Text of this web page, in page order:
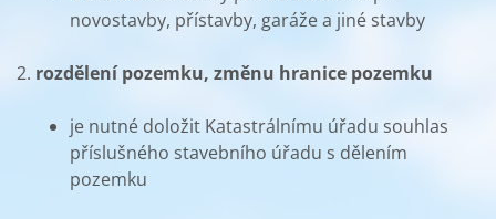
novostavby, přístavby, garáže a jiné stavby
2. rozdělení pozemku, změnu hranice pozemku
je nutné doložit Katastrálnímu úřadu souhlas
příslušného stavebního úřadu s dělením
pozemku